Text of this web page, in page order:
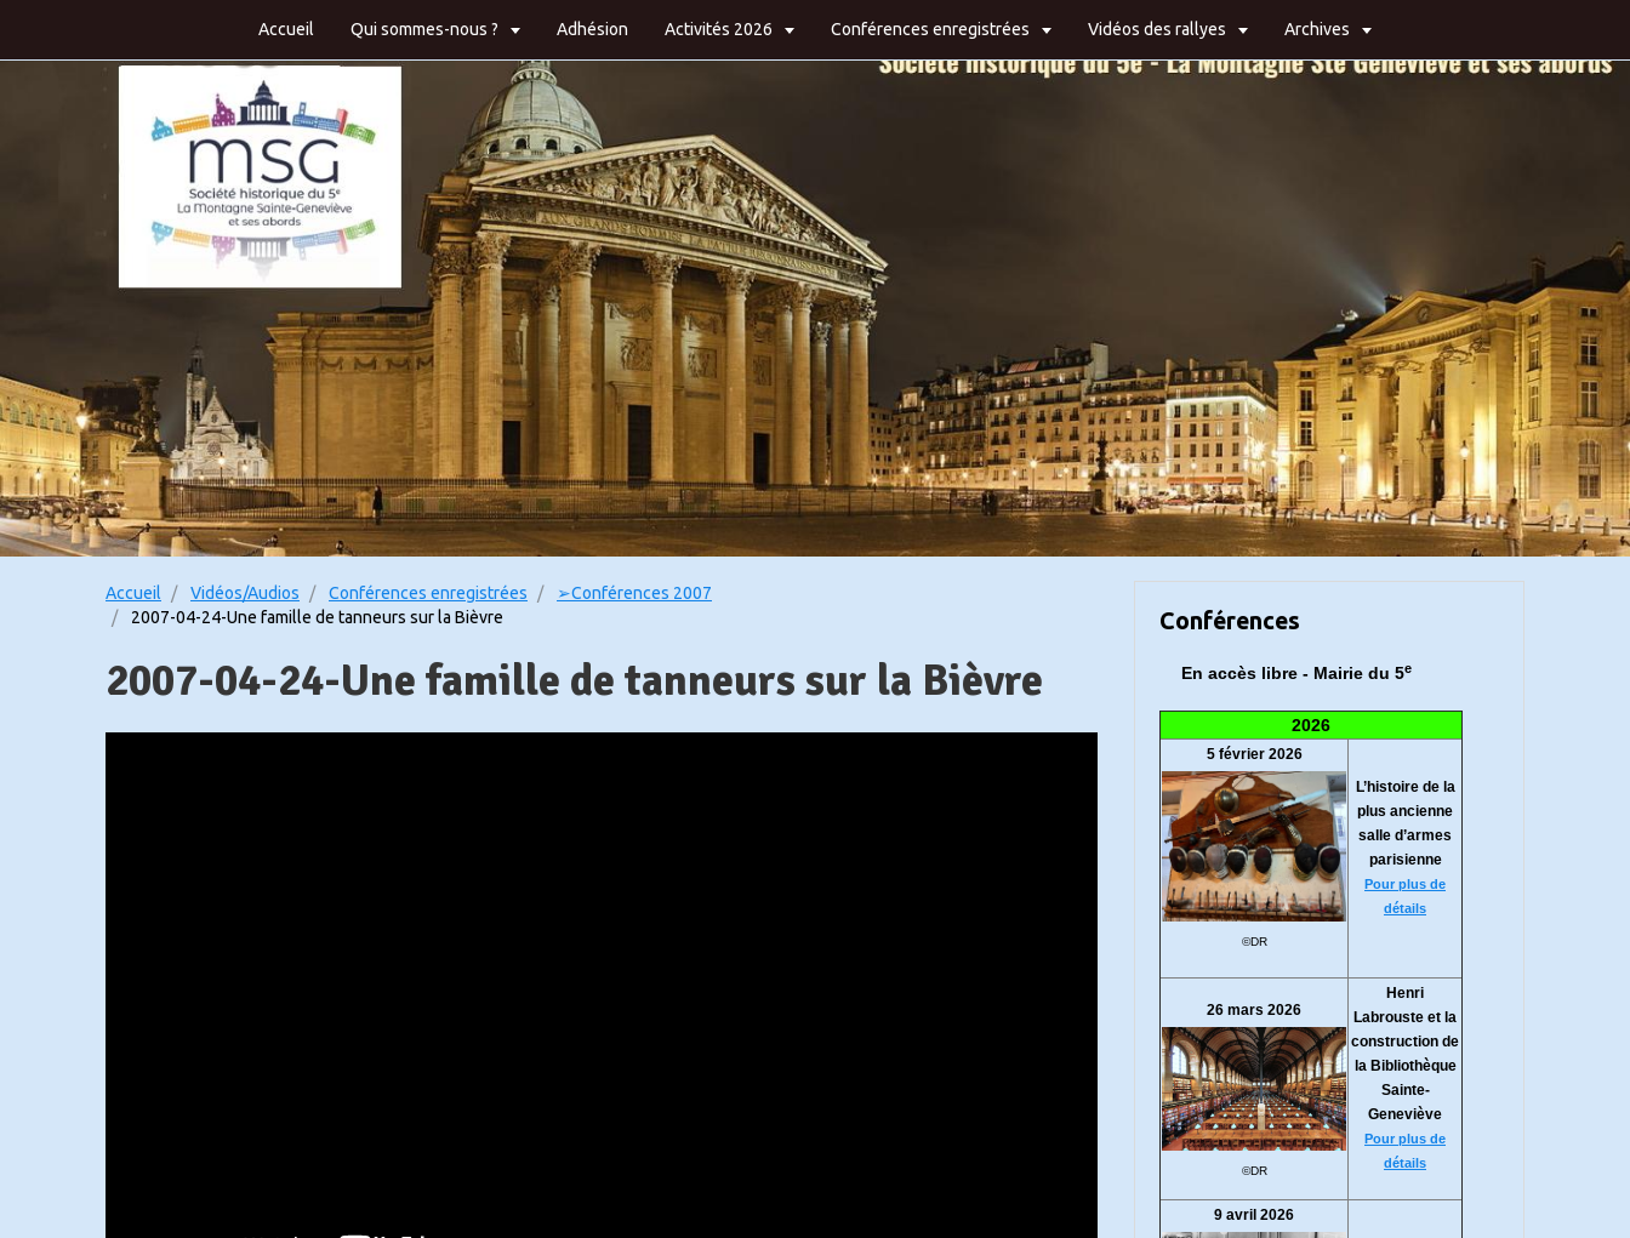
Accueil Qui sommes-nous ? Adhésion Activités 2026 Conférences enregistrées Vidéos des rallyes Archives
Accueil Vidéos/Audios Conférences enregistrées
➢Conférences 2007
2007-04-24-Une famille de tanneurs sur la Bièvre
2007-04-24-Une famille de tanneurs sur la Bièvre
Conférences
En accès libre - Mairie du 5e
2026
5 février 2026
©DR
L’histoire de la
plus ancienne
salle d’armes
parisienne
Pour plus de
détails
26 mars 2026
©DR
Henri
Labrouste et la
construction de
la Bibliothèque
Sainte-
Geneviève
Pour plus de
détails
9 avril 2026